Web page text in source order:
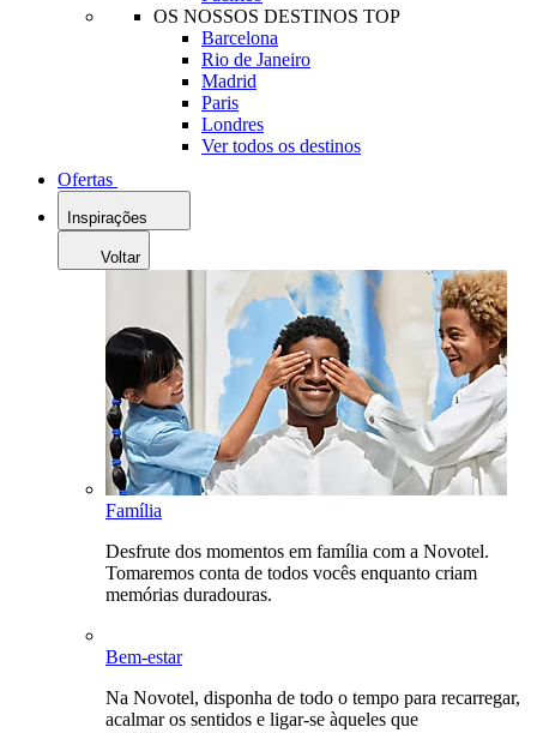
OS NOSSOS DESTINOS TOP
Barcelona
Rio de Janeiro
Madrid
Paris
Londres
Ver todos os destinos
Ofertas
Inspirações
Voltar
Família
Desfrute dos momentos em família com a Novotel.
Tomaremos conta de todos vocês enquanto criam
memórias duradouras.
Bem-estar
Na Novotel, disponha de todo o tempo para recarregar,
acalmar os sentidos e ligar-se àqueles que